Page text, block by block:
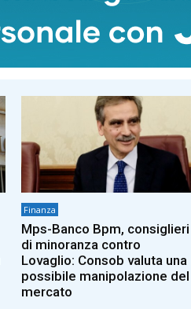
Borsa: chiude poco sopra la
parità Piazza Affari
(+0,13%)
Finanza
Mps-Banco Bpm, consiglieri
di minoranza contro
Lovaglio: Consob valuta una
possibile manipolazione del
mercato